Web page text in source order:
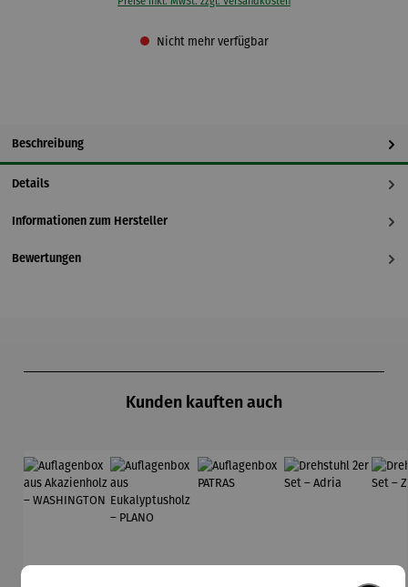
Nicht mehr verfügbar
Beschreibung
Details
Informationen zum Hersteller
Bewertungen
Kunden kauften auch